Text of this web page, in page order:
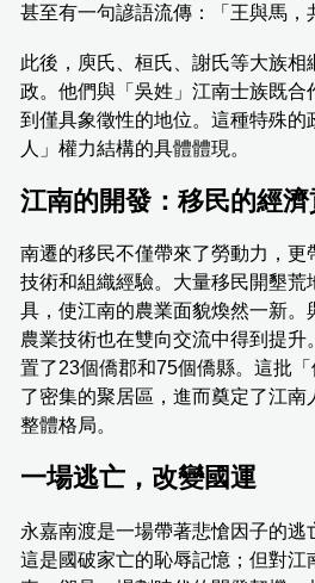
甚至有一句諺語流傳：「王與馬，
此後，庾氏、桓氏、謝氏等大族相
政。他們與「吳姓」江南士族既合
到僅具象徵性的地位。這種特殊的
人」權力結構的具體體現。
江南的開發：移民的經
南遷的移民不僅帶來了勞動力，更
技術和組織經驗。大量移民開墾荒
具，使江南的農業面貌煥然一新。
農業技術也在雙向交流中得到提升
置了23個僑郡和75個僑縣。這批
了密集的聚居區，進而奠定了江南
整體格局。
一場逃亡，改變國運
永嘉南渡是一場帶著悲愴因子的逃
這是國破家亡的恥辱記憶；但對江